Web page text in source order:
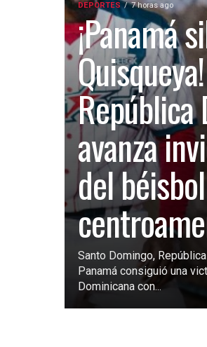
DEPORTES 7 horas ago
¡Panamá
República
avanza
del béisbol
Santo Domingo,
Panamá consiguió una
Dominicana con...